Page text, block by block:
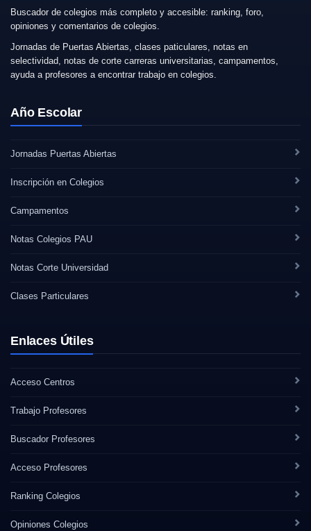
Buscador de colegios más completo y accesible: ranking, foro,
opiniones y comentarios de colegios.
Jornadas de Puertas Abiertas, clases paticulares, notas en
selectividad, notas de corte carreras universitarias, campamentos,
ayuda a profesores a encontrar trabajo en colegios.
Año Escolar
Jornadas Puertas Abiertas
Inscripción en Colegios
Campamentos
Notas Colegios PAU
Notas Corte Universidad
Clases Particulares
Enlaces Útiles
Acceso Centros
Trabajo Profesores
Buscador Profesores
Acceso Profesores
Ranking Colegios
Opiniones Colegios